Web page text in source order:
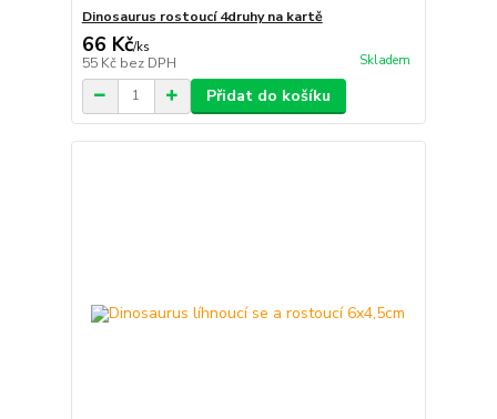
Dinosaurus rostoucí 4druhy na kartě
66 Kč/ks
55 Kč bez DPH Skladem
Přidat do košíku